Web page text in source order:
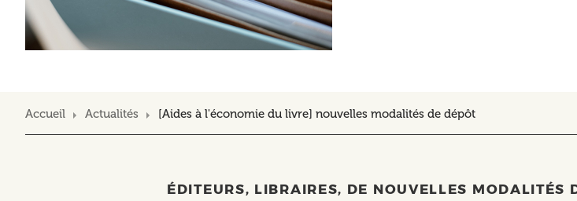
Accueil Actualités [Aides à l'économie du livre] nouvelles modalités de dépôt
ÉDITEURS, LIBRAIRES, DE NOUVELLES MODALITÉS